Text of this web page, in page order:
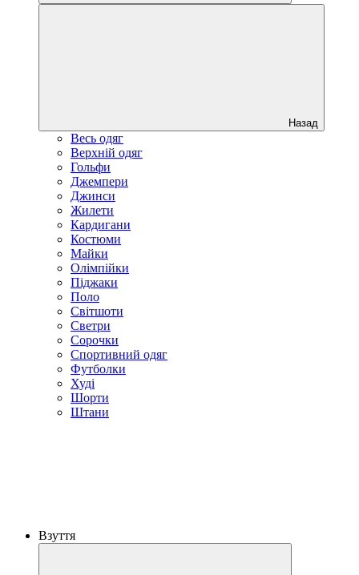
Назад
Весь одяг
Верхній одяг
Гольфи
Джемпери
Джинси
Жилети
Кардигани
Костюми
Майки
Олімпійки
Піджаки
Поло
Світшоти
Светри
Сорочки
Спортивний одяг
Футболки
Худі
Шорти
Штани
Взуття